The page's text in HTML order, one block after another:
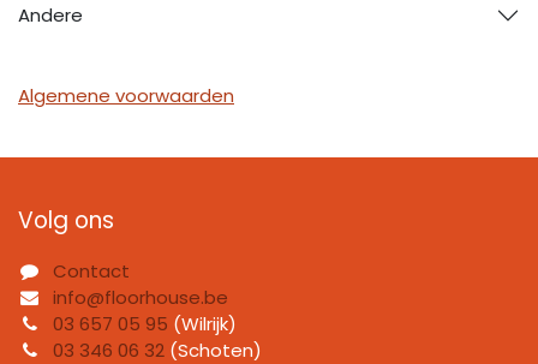
Andere
Algemene voorwaarden
Volg ons
Contact
info@floorhouse.be
03 657 05 95 (Wilrijk)
03 346 06 32 (Schoten)